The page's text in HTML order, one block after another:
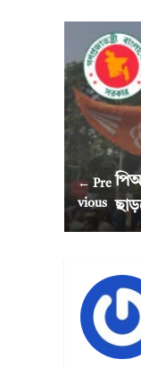
← Pre
vious